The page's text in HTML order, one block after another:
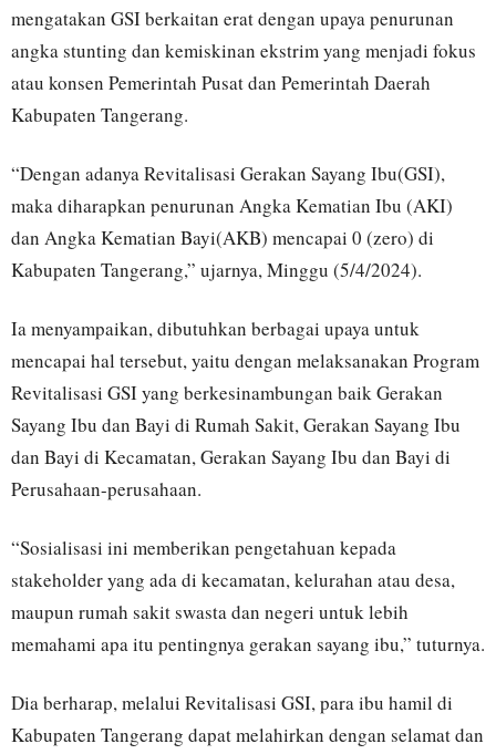
mengatakan GSI berkaitan erat dengan upaya penurunan
angka stunting dan kemiskinan ekstrim yang menjadi fokus
atau konsen Pemerintah Pusat dan Pemerintah Daerah
Kabupaten Tangerang.
“Dengan adanya Revitalisasi Gerakan Sayang Ibu(GSI),
maka diharapkan penurunan Angka Kematian Ibu (AKI)
dan Angka Kematian Bayi(AKB) mencapai 0 (zero) di
Kabupaten Tangerang,” ujarnya, Minggu (5/4/2024).
Ia menyampaikan, dibutuhkan berbagai upaya untuk
mencapai hal tersebut, yaitu dengan melaksanakan Program
Revitalisasi GSI yang berkesinambungan baik Gerakan
Sayang Ibu dan Bayi di Rumah Sakit, Gerakan Sayang Ibu
dan Bayi di Kecamatan, Gerakan Sayang Ibu dan Bayi di
Perusahaan-perusahaan.
“Sosialisasi ini memberikan pengetahuan kepada
stakeholder yang ada di kecamatan, kelurahan atau desa,
maupun rumah sakit swasta dan negeri untuk lebih
memahami apa itu pentingnya gerakan sayang ibu,” tuturnya.
Dia berharap, melalui Revitalisasi GSI, para ibu hamil di
Kabupaten Tangerang dapat melahirkan dengan selamat dan